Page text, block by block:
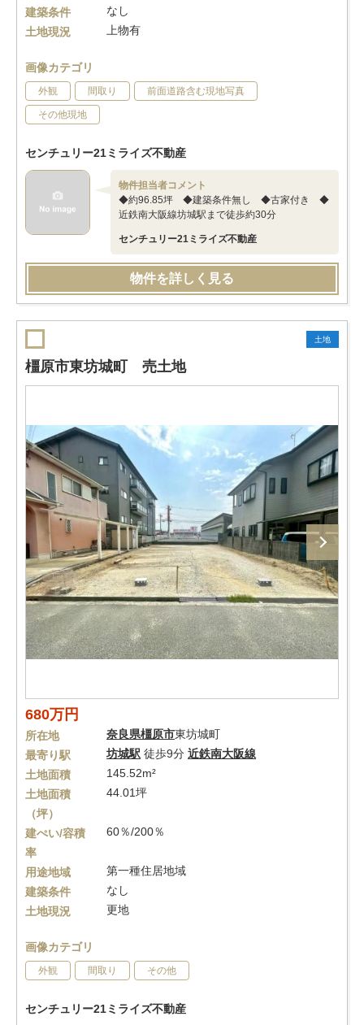
建築条件
なし
土地現況
上物有
画像カテゴリ
外観 間取り 前面道路含む現地写真
その他現地
センチュリー21ミライズ不動産
物件担当者コメント
◆約96.85坪 ◆建築条件無し ◆古家付き ◆
近鉄南大阪線坊城駅まで徒歩約30分
センチュリー21ミライズ不動産
物件を詳しく見る
土地
橿原市東坊城町 売土地
680万円
所在地 奈良県橿原市東坊城町
最寄り駅
坊城駅 徒歩9分 近鉄南大阪線
土地面積
145.52m²
土地面積
（坪）
44.01坪
建ぺい/容積
率
60％/200％
用途地域
第一種住居地域
建築条件
なし
土地現況
更地
画像カテゴリ
外観 間取り その他
センチュリー21ミライズ不動産